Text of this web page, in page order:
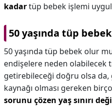
kadartüp bebek işlemi
50 yaşında tüp
50 yaşında tüp bebek olur
endişelere neden olabilecek
getirebileceği doğru olsa
kaynağı olması gereken
sorunu çözen yaş sınırı